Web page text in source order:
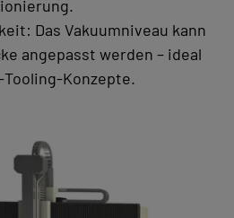
Das Vakuumniveau kann
angepasst werden – ideal